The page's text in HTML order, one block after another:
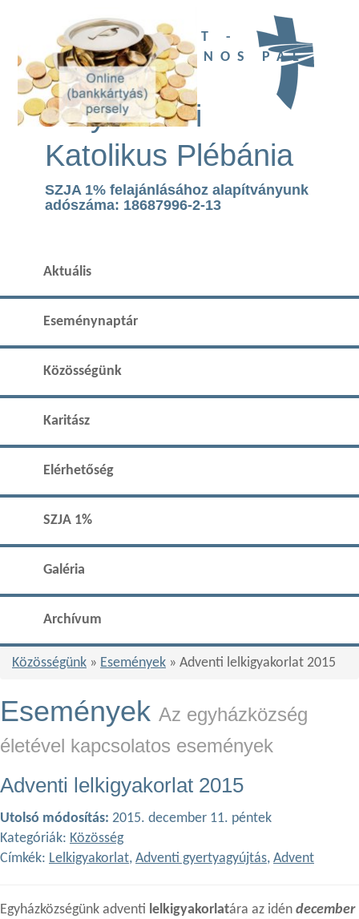
UBI DEUS EST -
SZENT II. JÁNOS PÁL
TEMPLOM
Páty Római
Katolikus Plébánia
SZJA 1% felajánlásához alapítványunk
adószáma: 18687996-2-13
Aktuális
Eseménynaptár
Közösségünk
Karitász
Elérhetőség
SZJA 1%
Galéria
Archívum
Közösségünk » Események » Adventi lelkigyakorlat 2015
Események Az egyházközség
életével kapcsolatos események
Adventi lelkigyakorlat 2015
Utolsó módosítás: 2015. december 11. péntek
Kategóriák: Közösség
Címkék: Lelkigyakorlat, Adventi gyertyagyújtás, Advent
Egyházközségünk adventi lelkigyakorlatára az idén december